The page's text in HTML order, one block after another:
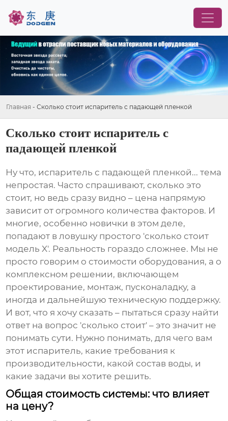
Главная - Сколько стоит испаритель с падающей пленкой
Сколько стоит испаритель с
падающей пленкой
Ну что, испаритель с падающей пленкой... тема
непростая. Часто спрашивают, сколько это
стоит, но ведь сразу видно – цена напрямую
зависит от огромного количества факторов. И
многие, особенно новички в этом деле,
попадают в ловушку простого 'сколько стоит
модель X'. Реальность гораздо сложнее. Мы не
просто говорим о стоимости оборудования, а о
комплексном решении, включающем
проектирование, монтаж, пусконаладку, а
иногда и дальнейшую техническую поддержку.
И вот, что я хочу сказать – пытаться сразу найти
ответ на вопрос 'сколько стоит' – это значит не
понимать сути. Нужно понимать, для чего вам
этот испаритель, какие требования к
производительности, какой состав воды, и
какие задачи вы хотите решить.
Общая стоимость системы: что влияет
на цену?